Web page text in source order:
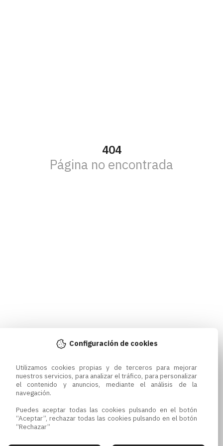
Configuración de cookies
Utilizamos cookies propias y de terceros para mejorar
nuestros servicios, para analizar el tráfico, para personalizar
el contenido y anuncios, mediante el análisis de la
navegación.
Puedes aceptar todas las cookies pulsando en el botón
“Aceptar”, rechazar todas las cookies pulsando en el botón
“Rechazar”
404
Página no encontrada